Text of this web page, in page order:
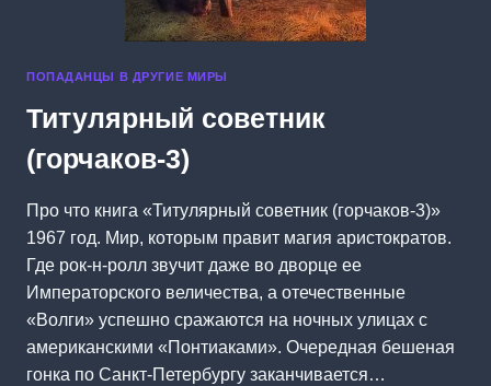
ПОПАДАНЦЫ В ДРУГИЕ МИРЫ
Титулярный советник
(горчаков-3)
Про что книга «Титулярный советник (горчаков-3)»
1967 год. Мир, которым правит магия аристократов.
Где рок-н-ролл звучит даже во дворце ее
Императорского величества, а отечественные
«Волги» успешно сражаются на ночных улицах с
американскими «Понтиаками». Очередная бешеная
гонка по Санкт-Петербургу заканчивается…